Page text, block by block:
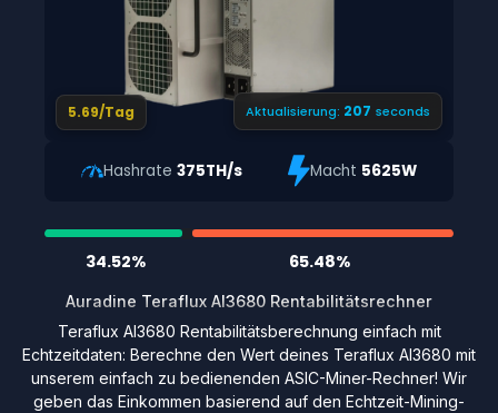
5.69/Tag Aktualisierung: 206 seconds
Hashrate375TH/s Macht 5625W
34.52% 65.48%
Auradine Teraflux AI3680 Rentabilitätsrechner
Teraflux AI3680 Rentabilitätsberechnung einfach mit
Echtzeitdaten: Berechne den Wert deines Teraflux AI3680 mit
unserem einfach zu bedienenden ASIC-Miner-Rechner! Wir
geben das Einkommen basierend auf den Echtzeit-Mining-